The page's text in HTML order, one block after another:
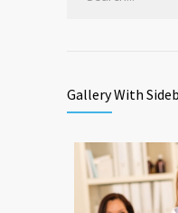
Gallery With